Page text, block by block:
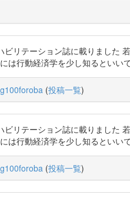
ビリテーション誌に載りまし
は行動経済学を少し知るといい
(投稿一覧)
ビリテーション誌に載りまし
は行動経済学を少し知るといい
(投稿一覧)